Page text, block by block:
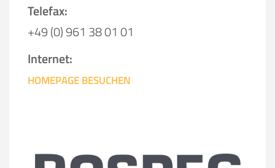
Telefax:
+49 (0) 961 38 01 01
Internet:
HOMEPAGE BESUCHEN